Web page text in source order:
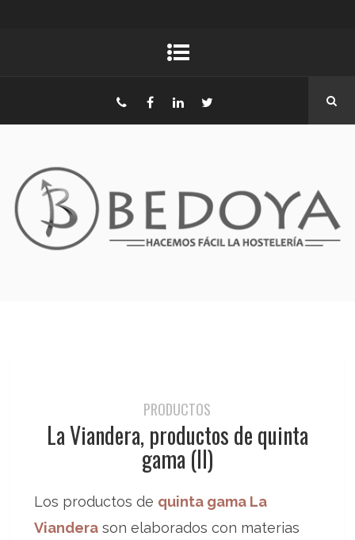
PRODUCTOS
La Viandera, productos de quinta
gama (II)
Los productos de quinta gama La
Viandera son elaborados con materias